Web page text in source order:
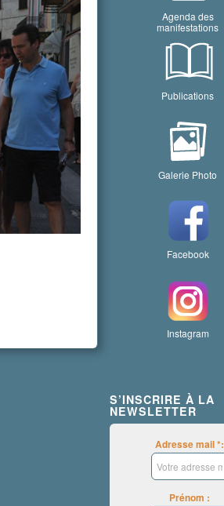
Agenda des
manifestations
Publications
Galerie Photo
Facebook
Instagram
S’INSCRIRE À LA
NEWSLETTER
Adresse mail *:
Prénom :